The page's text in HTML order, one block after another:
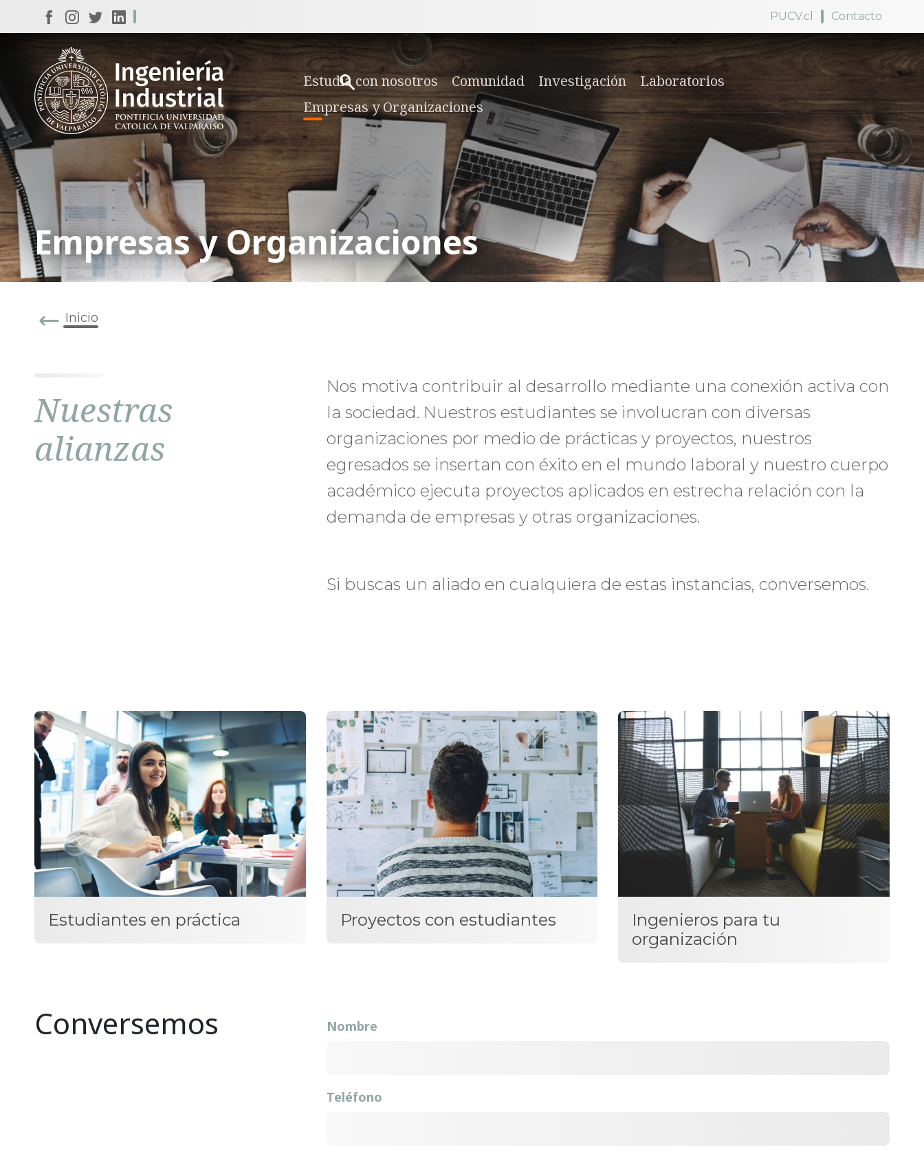
PUCV.cl Contacto
Estudia con nosotros Comunidad Investigación
Laboratorios
Empresas y Organizaciones
Empresas y Organizaciones
Inicio
Nuestras
alianzas
Nos motiva contribuir al desarrollo mediante una conexión activa con
la sociedad. Nuestros estudiantes se involucran con diversas
organizaciones por medio de prácticas y proyectos, nuestros
egresados se insertan con éxito en el mundo laboral y nuestro cuerpo
académico ejecuta proyectos aplicados en estrecha relación con la
demanda de empresas y otras organizaciones.
Si buscas un aliado en cualquiera de estas instancias, conversemos.
Estudiantes en práctica Proyectos con estudiantes
Ingenieros para tu
organización
Conversemos Nombre
Teléfono